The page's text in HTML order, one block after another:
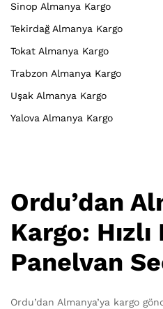
Sinop Almanya Kargo
Tekirdağ Almanya Kargo
Tokat Almanya Kargo
Trabzon Almanya Kargo
Uşak Almanya Kargo
Yalova Almanya Kargo
Ordu’dan
Kargo:
Panelvan
Ordu’dan Almanya’ya kargo